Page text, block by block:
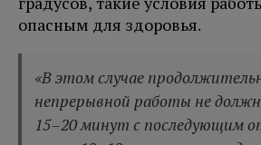
опасным для здоровья.
«В этом случае
непрерывной работы не
15–20 минут с последующим